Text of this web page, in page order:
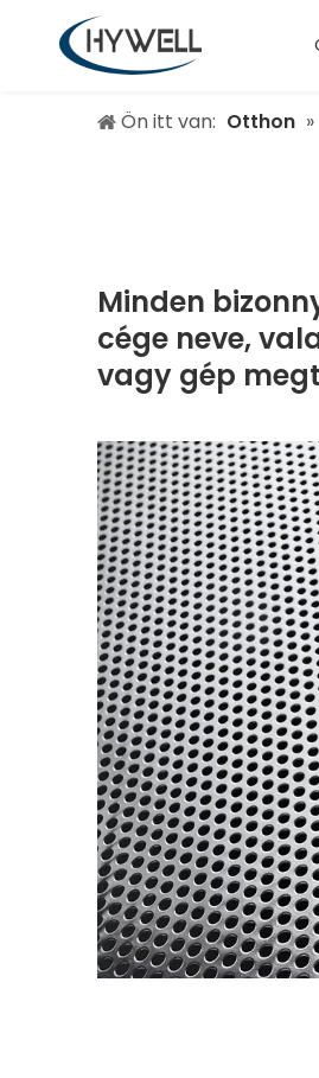
Ön itt van: Otthon »
Minden
cége neve,
vagy gép